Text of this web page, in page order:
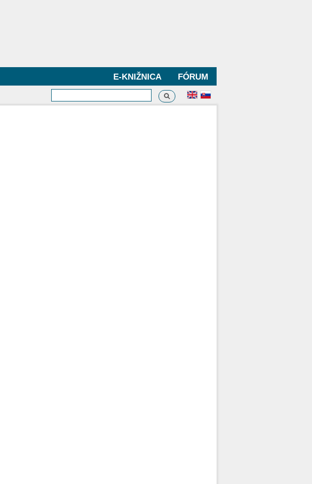
FÓRUM
E-KNIŽNICA
Vyhľadávanie
Vyhľadávanie